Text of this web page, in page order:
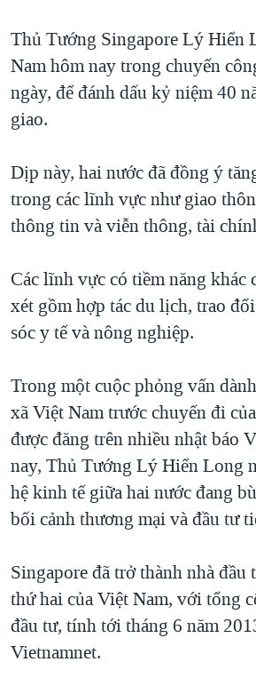
Thủ Tướng Singapore Lý Hiển
Nam hôm nay trong chuyến
ngày, để đánh dấu kỷ niệm 40
giao.
Dịp này, hai nước đã đồng ý
trong các lĩnh vực như giao
thông tin và viễn thông, tài
Các lĩnh vực có tiềm năng khác
xét gồm hợp tác du lịch, trao
sóc y tế và nông nghiệp.
Trong một cuộc phỏng vấn
xã Việt Nam trước chuyến đi
được đăng trên nhiều nhật báo
nay, Thủ Tướng Lý Hiển Long
hệ kinh tế giữa hai nước đang
bối cảnh thương mại và đầu tư
Singapore đã trở thành nhà
thứ hai của Việt Nam, với tổng
đầu tư, tính tới tháng 6 năm
Vietnamnet.